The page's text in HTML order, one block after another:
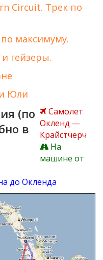
Circuit. Трек по
максимуму.
гейзеры.
Юли
(по
в
Самолет
Окленд —
Крайстчерч
На
машине от
до Окленда